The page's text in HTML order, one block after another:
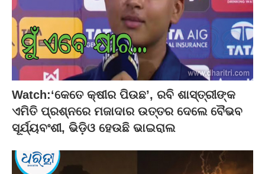
Watch:‘କେତେ କ୍ଷୀର ପିଉଛ’, ରବି ଶାସ୍ତ୍ରୀଙ୍କ
ଏମିତି ପ୍ରଶ୍ନରେ ମଜାଦାର ଉତ୍ତର ଦେଲେ ବୈଭବ
ସୂର୍ଯ୍ୟବଂଶୀ, ଭିଡ଼ିଓ ହେଉଛି ଭାଇରାଲ